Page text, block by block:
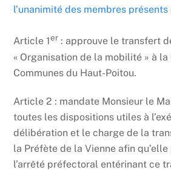
l’unanimité des membres
Article 1er : approuve le transfert
« Organisation de la mobilité » à
Communes du Haut-Poitou.
Article 2 : mandate Monsieur le
toutes les dispositions utiles à
délibération et le charge de la
la Préfète de la Vienne afin
l’arrêté préfectoral entérinant ce